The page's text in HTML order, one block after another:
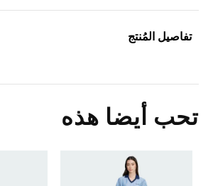
تفاصيل المُنتج
تحب أيضا هذه